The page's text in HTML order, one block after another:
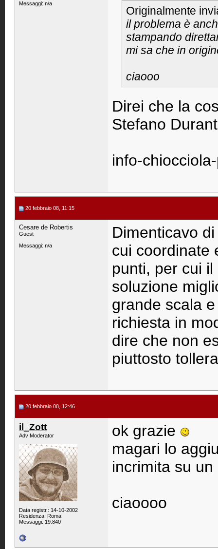
Messaggi: n/a
Originalmente
il problema è
stampando
mi sa che in
ciaooo
Direi che la
Stefano
info-
20 febbraio 08, 11:15
Cesare de Robertis
Guest
Messaggi: n/a
Dimenticavo
cui coordinate
punti, per cui
soluzione
grande scala
richiesta in
dire che non
piuttosto
20 febbraio 08, 12:46
il_Zott
Adv Moderator
Data registr.: 14-10-2002
Residenza: Roma
Messaggi: 19.840
ok grazie
magari lo
incrimita su
ciaoooo